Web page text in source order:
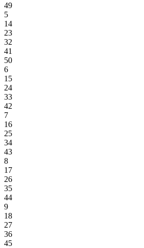
49
5
14
23
32
41
50
6
15
24
33
42
7
16
25
34
43
8
17
26
35
44
9
18
27
36
45